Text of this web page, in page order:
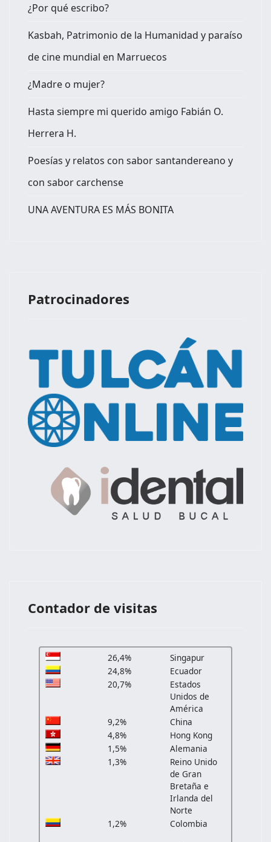
¿Por qué escribo?
Kasbah, Patrimonio de la Humanidad y paraíso
de cine mundial en Marruecos
¿Madre o mujer?
Hasta siempre mi querido amigo Fabián O.
Herrera H.
Poesías y relatos con sabor santandereano y
con sabor carchense
UNA AVENTURA ES MÁS BONITA
Patrocinadores
Contador de visitas
26,4%
Singapur
24,8%
Ecuador
20,7%
Estados
Unidos de
América
9,2%
China
4,8%
Hong Kong
1,5%
Alemania
1,3%
Reino Unido
de Gran
Bretaña e
Irlanda del
Norte
1,2%
Colombia